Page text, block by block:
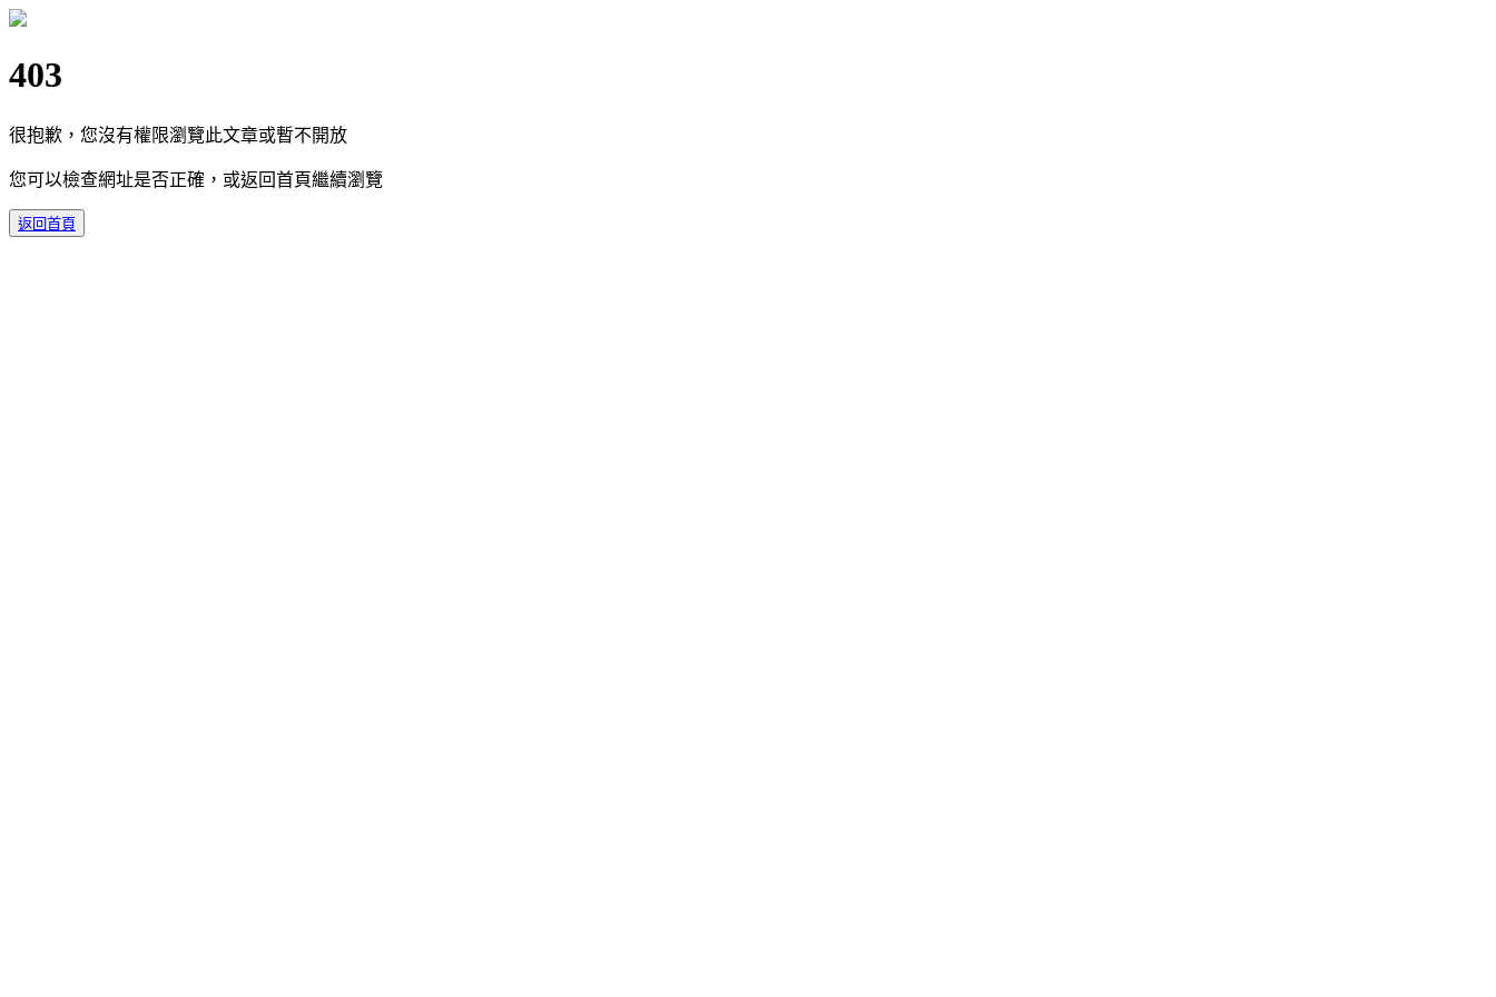
403
很抱歉，您沒有權限瀏覽此文章或暫不開放
您可以檢查網址是否正確，或返回首頁繼續瀏覽
返回首頁